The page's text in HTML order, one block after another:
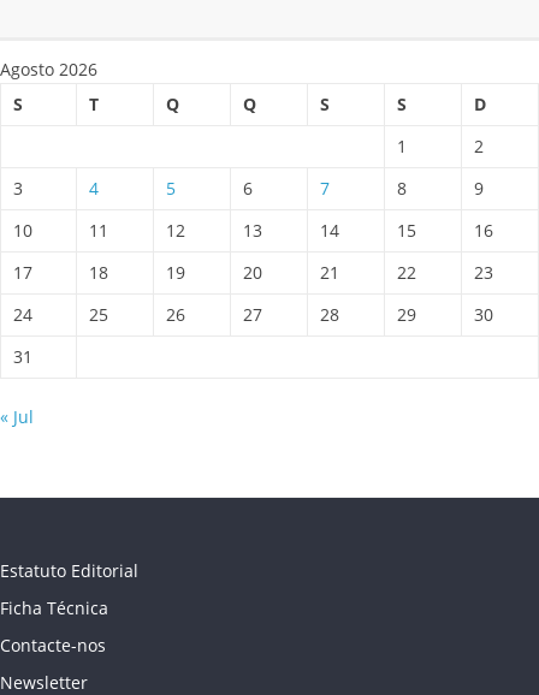
Agosto 2026
S
T Q Q S S
D
1
2
3
4 5 6 7 8
9
10
11 12 13 14 15
16
17
18 19 20 21 22
23
24
25 26 27 28 29
30
31
« Jul
Estatuto Editorial
Ficha Técnica
Contacte-nos
Newsletter